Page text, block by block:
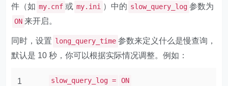
件（如 my.cnf 或 my.ini ）中的 slow_query_log 参数为
ON 来开启。
同时，设置 long_query_time 参数来定义什么是慢查询，
默认是 10 秒，你可以根据实际情况调整。例如：
1
slow_query_log =
ON